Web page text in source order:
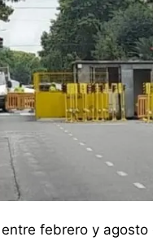
febrero y